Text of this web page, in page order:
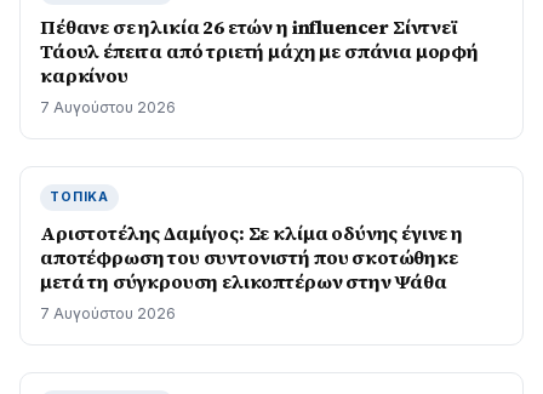
Πέθανε σε ηλικία 26 ετών η influencer Σίντνεϊ
Τάουλ έπειτα από τριετή μάχη με σπάνια μορφή
καρκίνου
7 Αυγούστου 2026
ΤΟΠΙΚΆ
Αριστοτέλης Δαμίγος: Σε κλίμα οδύνης έγινε η
αποτέφρωση του συντονιστή που σκοτώθηκε
μετά τη σύγκρουση ελικοπτέρων στην Ψάθα
7 Αυγούστου 2026